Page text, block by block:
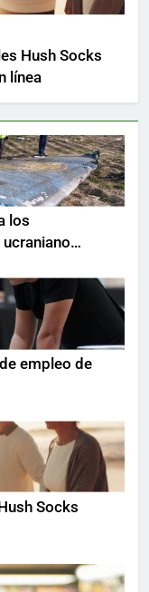
Hush Socks
línea
los
empleo de
Socks